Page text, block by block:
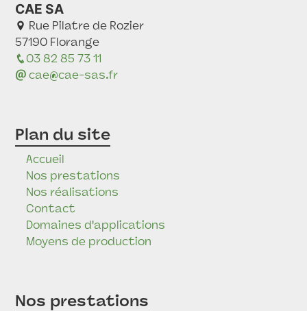
CAE SA
Rue Pilatre de Rozier
57190 Florange
03 82 85 73 11
cae@cae-sas.fr
Plan du site
Accueil
Nos prestations
Nos réalisations
Contact
Domaines d'applications
Moyens de production
Nos prestations